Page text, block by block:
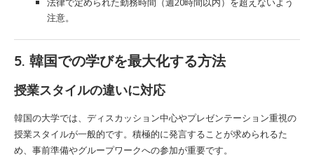
注意。
5. 韓国での学びを最大化する方法
授業スタイルの違いに対応
韓国の大学では、ディスカッション中心やプレゼンテーション重視の
授業スタイルが一般的です。積極的に発言することが求められるた
め、事前準備やグループワークへの参加が重要です。